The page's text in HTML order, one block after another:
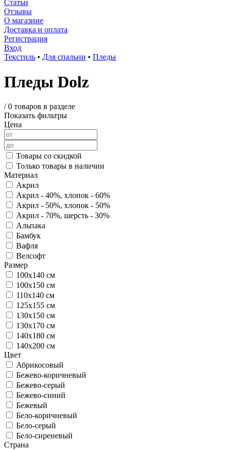
Статьи
Отзывы
О магазине
Доставка и оплата
Регистрация
Вход
Текстиль • Для спальни • Пледы
Пледы Dolz
/0 товаров в разделе
Показать фильтры
Цена
Товары со скидкой
Только товары в наличии
Материал
Акрил
Акрил - 40%, хлопок - 60%
Акрил - 50%, хлопок - 50%
Акрил - 70%, шерсть - 30%
Альпака
Бамбук
Вафля
Велсофт
Размер
100х140 см
100х150 см
110х140 см
125х155 см
130х150 см
130х170 см
140х180 см
140х200 см
Цвет
Абрикосовый
Бежево-коричневый
Бежево-серый
Бежево-синий
Бежевый
Бело-коричневый
Бело-серый
Бело-сиреневый
Страна